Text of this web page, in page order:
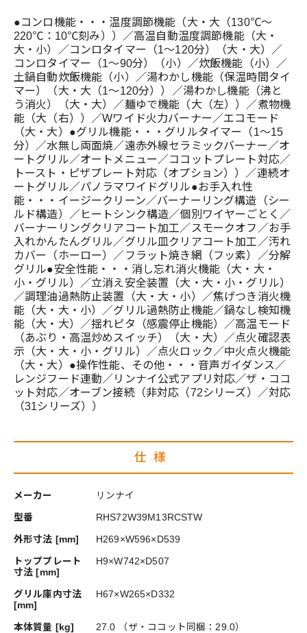
●コンロ機能・・・温度調節機能（大・大（130℃～
220℃：10℃刻み））／高温自動温度調節機能（大・
大・小）／コンロタイマー（1～120分）（大・大）／
コンロタイマー（1～90分）（小）／炊飯機能（小）／
土鍋自動炊飯機能（小）／湯わかし機能（保温時間タイ
マー）（大・大（1～120分））／湯わかし機能（沸と
う消火）（大・大）／麺ゆで機能（大（左））／煮物機
能（大（右））／Wワイド火力バーナー／エコモード
（大・大）●グリル機能・・・グリルタイマー（1～15
分）／水無し両面焼／遠赤外線セラミックバーナー／オ
ートグリル／オートメニュー／ココットプレート対応／
トースト・ピザプレート対応（オプション））／連続オ
ートグリル／パノラマワイドグリル●お手入れ性
能・・・イージークリーン／バーナーリング構造（シー
ルド構造）／ヒートシンク構造／個別ワイヤーごとく／
バーナーリングクリアコート加工／スモークオフ／お手
入れかんたんグリル／グリル皿クリアコート加工／汚れ
カバー（ホーロー）／フラット焼き網（フッ素）／分解
グリル●安全性能・・・消し忘れ消火機能（大・大・
小・グリル）／立消え安全装置（大・大・小・グリル）
／調理油過熱防止装置（大・大・小）／焦げつき消火機
能（大・大・小）／グリル過熱防止機能／鍋なし検知機
能（大・大）／揺れピタ（感震停止機能）／高温モード
（あぶり・高温炒めスイッチ）（大・大）／点火確認表
示（大・大・小・グリル）／点火ロック／中火点火機能
（大・大）●操作性能、その他・・・音声ガイダンス／
レンジフード連動／リンナイ公式アプリ対応／ザ・ココ
ット対応／オーブン接続（非対応（72シリーズ）／対応
（31シリーズ））
仕様
メーカー リンナイ
型番 RHS72W39M13RCSTW
外形寸法 [mm] H269×W596×D539
トッププレート
寸法 [mm]
H9×W742×D507
グリル庫内寸法
[mm]
H67×W265×D332
本体質量 [kg] 27.0 （ザ・ココット同梱：29.0）